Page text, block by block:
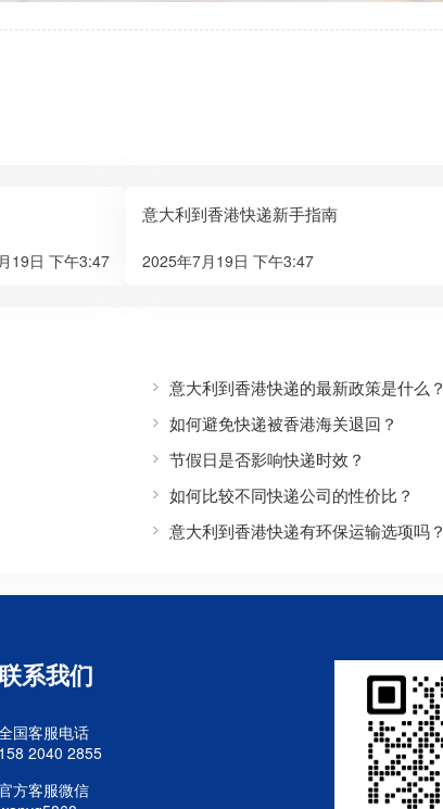
19日 下午3:47
意大利到香港快递新手指南
2025年7月19日 下午3:47
意大利到香港快递的最新政策是什么？
如何避免快递被香港海关退回？
节假日是否影响快递时效？
如何比较不同快递公司的性价比？
意大利到香港快递有环保运输选项吗？
系我们
国客服电话
158 2040 2855
方客服微信